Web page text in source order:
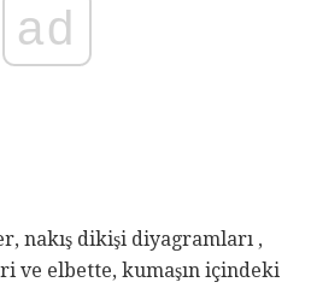
ad
nakış dikişi diyagramları ,
ve elbette, kumaşın içindeki